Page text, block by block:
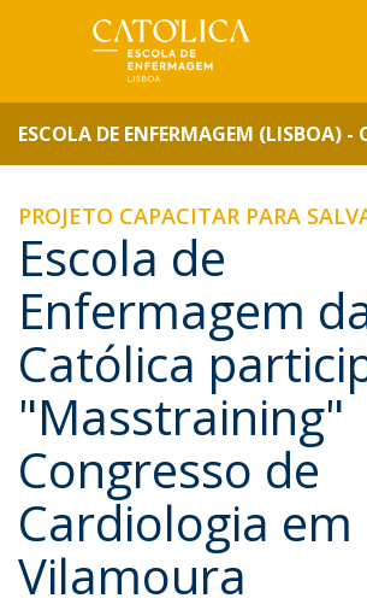
ESCOLA DE ENFERMAGEM (LISBOA) -
PROJETO CAPACITAR PARA
Escola de
Enfermagem
Católica
"Masstraining"
Congresso de
Cardiologia em
Vilamoura